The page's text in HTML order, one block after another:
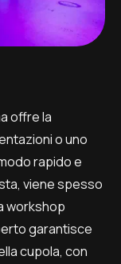
offre la
o uno
rapido e
viene spesso
workshop
garantisce
cupola, con